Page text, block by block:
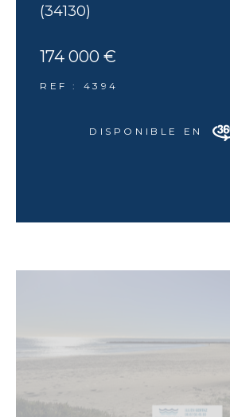
(34130)
174 000 €
REF : 4394
DISPONIBLE EN